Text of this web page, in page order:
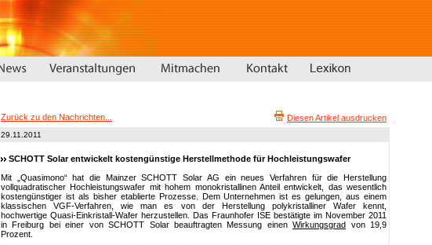
Zurück zu den Nachrichten... Diesen Artikel ausdrucken
29.11.2011
SCHOTT Solar entwickelt kostengünstige Herstellmethode für Hochleistungswafer
Mit „Quasimono“ hat die Mainzer SCHOTT Solar AG ein neues Verfahren für die Herstellung
vollquadratischer Hochleistungswafer mit hohem monokristallinen Anteil entwickelt, das wesentlich
kostengünstiger ist als bisher etablierte Prozesse. Dem Unternehmen ist es gelungen, aus einem
klassischen VGF-Verfahren, wie man es von der Herstellung polykristalliner Wafer kennt,
hochwertige Quasi-Einkristall-Wafer herzustellen. Das Fraunhofer ISE bestätigte im November 2011
in Freiburg bei einer von SCHOTT Solar beauftragten Messung einenWirkungsgrad von 19,9
Prozent.